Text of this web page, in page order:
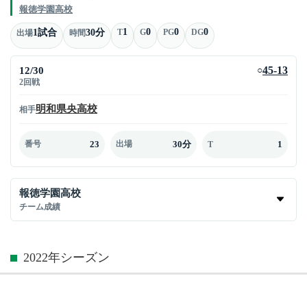
報徳学園高校
出場1試合 時間30分 T1 G0 PG0 DG0
12/30
2回戦
○45-13
相手明和県央高校
番号 23 出場 30分 T 1
報徳学園高校
チーム成績
2022年シーズン